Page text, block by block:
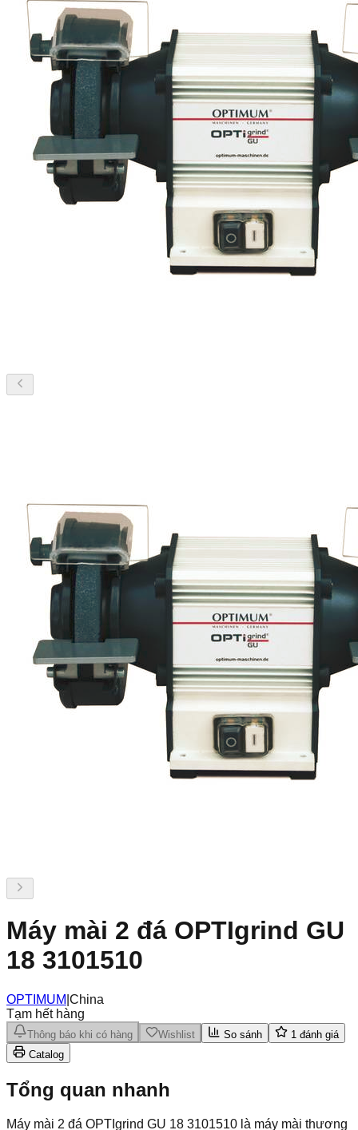
Máy mài 2 đá OPTIgrind GU
18 3101510
OPTIMUM China
Tạm hết hàng
Thông báo khi có hàng Wishlist So sánh 1 đánh giá
Catalog
Tổng quan nhanh
Máy mài 2 đá OPTIgrind GU 18 3101510 là máy mài thương